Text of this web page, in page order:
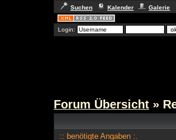
Suchen Kalender Galerie
Login:
Forum Übersicht »
:: benötigte Angaben :.